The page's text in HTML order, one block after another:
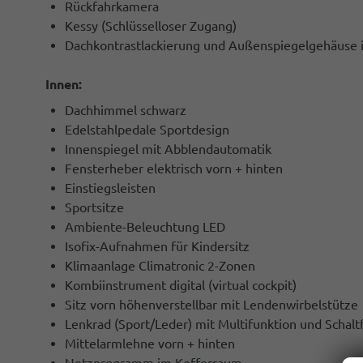
Rückfahrkamera
Kessy (Schlüsselloser Zugang)
Dachkontrastlackierung und Außenspiegelgehäuse
Innen:
Dachhimmel schwarz
Edelstahlpedale Sportdesign
Innenspiegel mit Abblendautomatik
Fensterheber elektrisch vorn + hinten
Einstiegsleisten
Sportsitze
Ambiente-Beleuchtung LED
Isofix-Aufnahmen für Kindersitz
Klimaanlage Climatronic 2-Zonen
Kombiinstrument digital (virtual cockpit)
Sitz vorn höhenverstellbar mit Lendenwirbelstütze
Lenkrad (Sport/Leder) mit Multifunktion und
Mittelarmlehne vorn + hinten